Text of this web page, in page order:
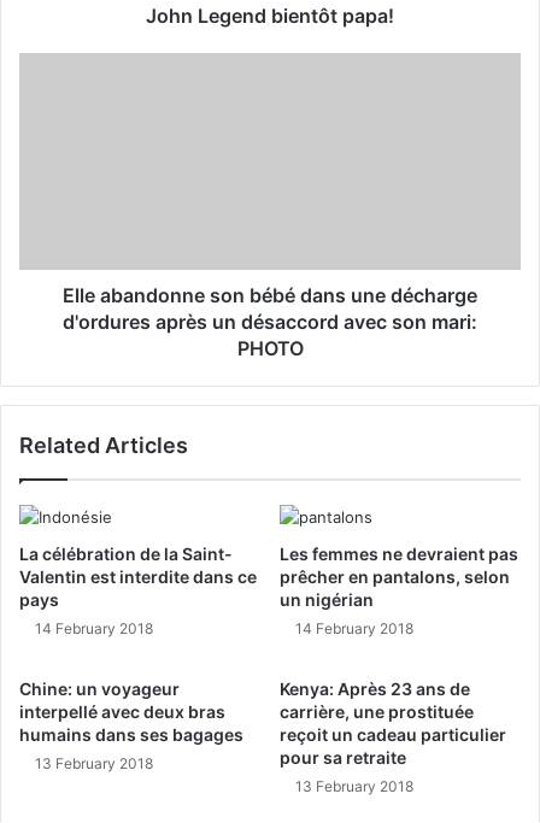
John Legend bientôt papa!
Elle abandonne son bébé dans une décharge
d'ordures après un désaccord avec son mari:
PHOTO
Related Articles
La célébration de la Saint-
Valentin est interdite dans ce
pays
14 February 2018
Les femmes ne devraient pas
prêcher en pantalons, selon
un nigérian
14 February 2018
Chine: un voyageur
interpellé avec deux bras
humains dans ses bagages
13 February 2018
Kenya: Après 23 ans de
carrière, une prostituée
reçoit un cadeau particulier
pour sa retraite
13 February 2018